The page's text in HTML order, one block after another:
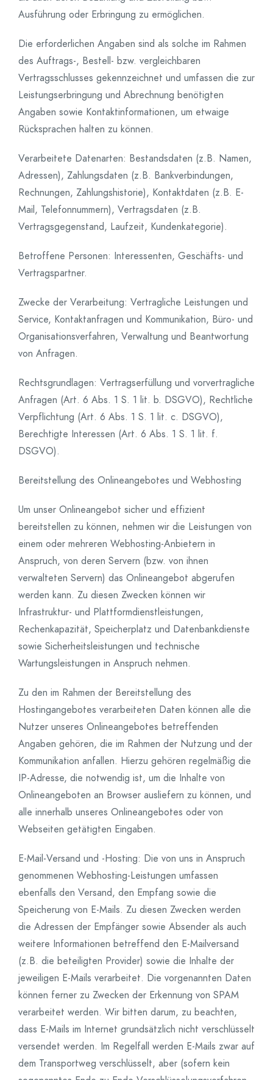
Ausführung oder Erbringung zu ermöglichen.
Die erforderlichen Angaben sind als solche im Rahmen
des Auftrags-, Bestell- bzw. vergleichbaren
Vertragsschlusses gekennzeichnet und umfassen die zur
Leistungserbringung und Abrechnung benötigten
Angaben sowie Kontaktinformationen, um etwaige
Rücksprachen halten zu können.
Verarbeitete Datenarten: Bestandsdaten (z.B. Namen,
Adressen), Zahlungsdaten (z.B. Bankverbindungen,
Rechnungen, Zahlungshistorie), Kontaktdaten (z.B. E-
Mail, Telefonnummern), Vertragsdaten (z.B.
Vertragsgegenstand, Laufzeit, Kundenkategorie).
Betroffene Personen: Interessenten, Geschäfts- und
Vertragspartner.
Zwecke der Verarbeitung: Vertragliche Leistungen und
Service, Kontaktanfragen und Kommunikation, Büro- und
Organisationsverfahren, Verwaltung und Beantwortung
von Anfragen.
Rechtsgrundlagen: Vertragserfüllung und vorvertragliche
Anfragen (Art. 6 Abs. 1 S. 1 lit. b. DSGVO), Rechtliche
Verpflichtung (Art. 6 Abs. 1 S. 1 lit. c. DSGVO),
Berechtigte Interessen (Art. 6 Abs. 1 S. 1 lit. f.
DSGVO).
Bereitstellung des Onlineangebotes und Webhosting
Um unser Onlineangebot sicher und effizient
bereitstellen zu können, nehmen wir die Leistungen von
einem oder mehreren Webhosting-Anbietern in
Anspruch, von deren Servern (bzw. von ihnen
verwalteten Servern) das Onlineangebot abgerufen
werden kann. Zu diesen Zwecken können wir
Infrastruktur- und Plattformdienstleistungen,
Rechenkapazität, Speicherplatz und Datenbankdienste
sowie Sicherheitsleistungen und technische
Wartungsleistungen in Anspruch nehmen.
Zu den im Rahmen der Bereitstellung des
Hostingangebotes verarbeiteten Daten können alle die
Nutzer unseres Onlineangebotes betreffenden
Angaben gehören, die im Rahmen der Nutzung und der
Kommunikation anfallen. Hierzu gehören regelmäßig die
IP-Adresse, die notwendig ist, um die Inhalte von
Onlineangeboten an Browser ausliefern zu können, und
alle innerhalb unseres Onlineangebotes oder von
Webseiten getätigten Eingaben.
E-Mail-Versand und -Hosting: Die von uns in Anspruch
genommenen Webhosting-Leistungen umfassen
ebenfalls den Versand, den Empfang sowie die
Speicherung von E-Mails. Zu diesen Zwecken werden
die Adressen der Empfänger sowie Absender als auch
weitere Informationen betreffend den E-Mailversand
(z.B. die beteiligten Provider) sowie die Inhalte der
jeweiligen E-Mails verarbeitet. Die vorgenannten Daten
können ferner zu Zwecken der Erkennung von SPAM
verarbeitet werden. Wir bitten darum, zu beachten,
dass E-Mails im Internet grundsätzlich nicht verschlüsselt
versendet werden. Im Regelfall werden E-Mails zwar auf
dem Transportweg verschlüsselt, aber (sofern kein